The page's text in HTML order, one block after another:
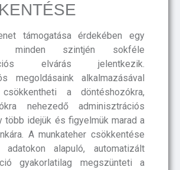
támogatása érdekében egy
minden szintjén sokféle
elvárás jelentkezik.
megoldásaink alkalmazásával
a döntéshozókra,
nehezedő adminisztrációs
több idejük és figyelmük marad a
A munkateher csökkentése
alapuló, automatizált
gyakorlatilag megszünteti a